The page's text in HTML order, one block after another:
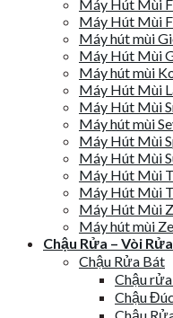
Máy Hút Mùi
Máy Hút Mùi
Máy hút mùi
Máy Hút Mùi
Máy hút mùi
Máy Hút Mùi
Máy Hút Mùi
Máy hút mùi
Máy Hút Mùi
Máy Hút Mùi
Máy Hút Mùi
Máy Hút Mùi
Máy Hút Mùi
Máy hút mùi
Chậu Rửa – Vòi Rửa
Chậu Rửa Bát
Chậu
Chậu